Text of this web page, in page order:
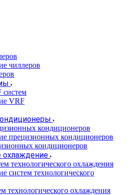
чиллеров
VRF
кондиционеров
прецизионных кондиционеров
кондиционеров
охлаждение
технологического охлаждения
систем технологического
технологического охлаждения